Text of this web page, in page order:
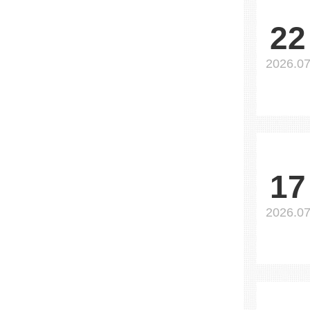
22
2026.07
17
2026.07